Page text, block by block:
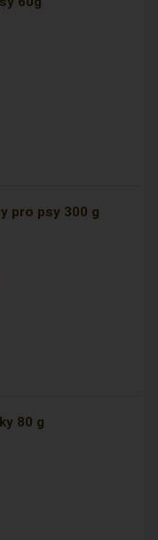
pro psy 300 g
80 g